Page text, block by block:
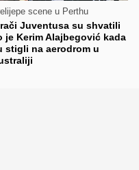
scene u Perthu
Juventusa su shvatili
je Kerim Alajbegović kada
stigli na aerodrom u